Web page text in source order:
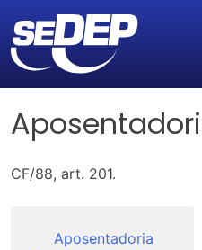
CF/88, art. 201.
Aposentadoria